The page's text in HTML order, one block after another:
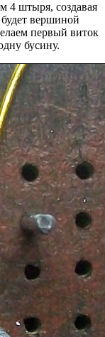
4 штыря, создавая
вершиной
первый виток
бусину.